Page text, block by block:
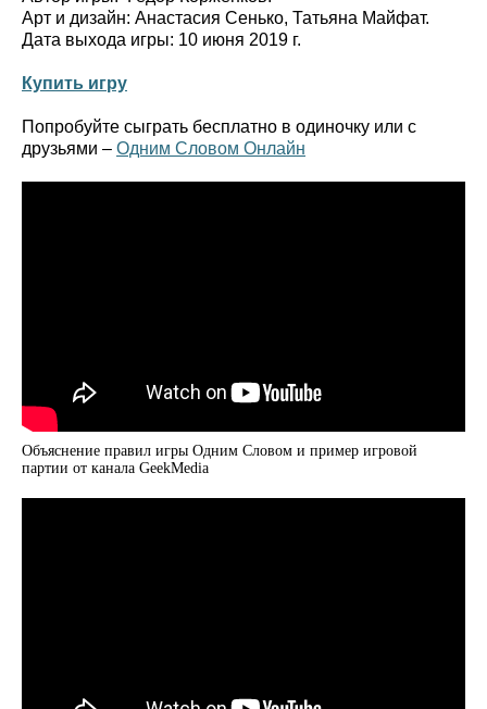
Арт и дизайн: Анастасия Сенько, Татьяна Майфат.
Дата выхода игры: 10 июня 2019 г.
Купить игру
Попробуйте сыграть бесплатно в одиночку или с
друзьями – Одним Словом Онлайн
Объяснение правил игры Одним Словом и пример игровой
партии от канала GeekMedia